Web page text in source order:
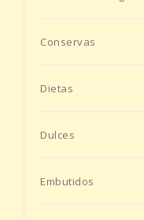
Conservas
Dietas
Dulces
Embutidos